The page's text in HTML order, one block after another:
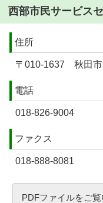
西部市民サービス
住所
〒010-1637 秋田市
電話
018-826-9004
ファクス
018-888-8081
PDFファイルをご覧